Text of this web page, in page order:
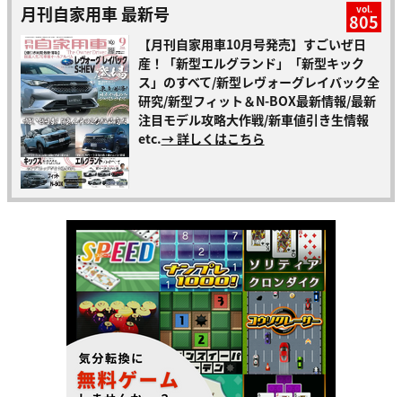
月刊自家用車 最新号 vol.
805
【月刊自家用車10月号発売】すごいぜ日
産！「新型エルグランド」「新型キック
ス」のすべて/新型レヴォーグレイバック全
研究/新型フィット＆N-BOX最新情報/最新
注目モデル攻略大作戦/新車値引き生情報
etc.→ 詳しくはこちら